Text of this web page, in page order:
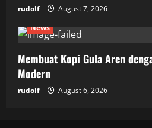
rudolf
August 7, 2026
News
Membuat Kopi Gula Aren
Modern
rudolf August 6, 2026